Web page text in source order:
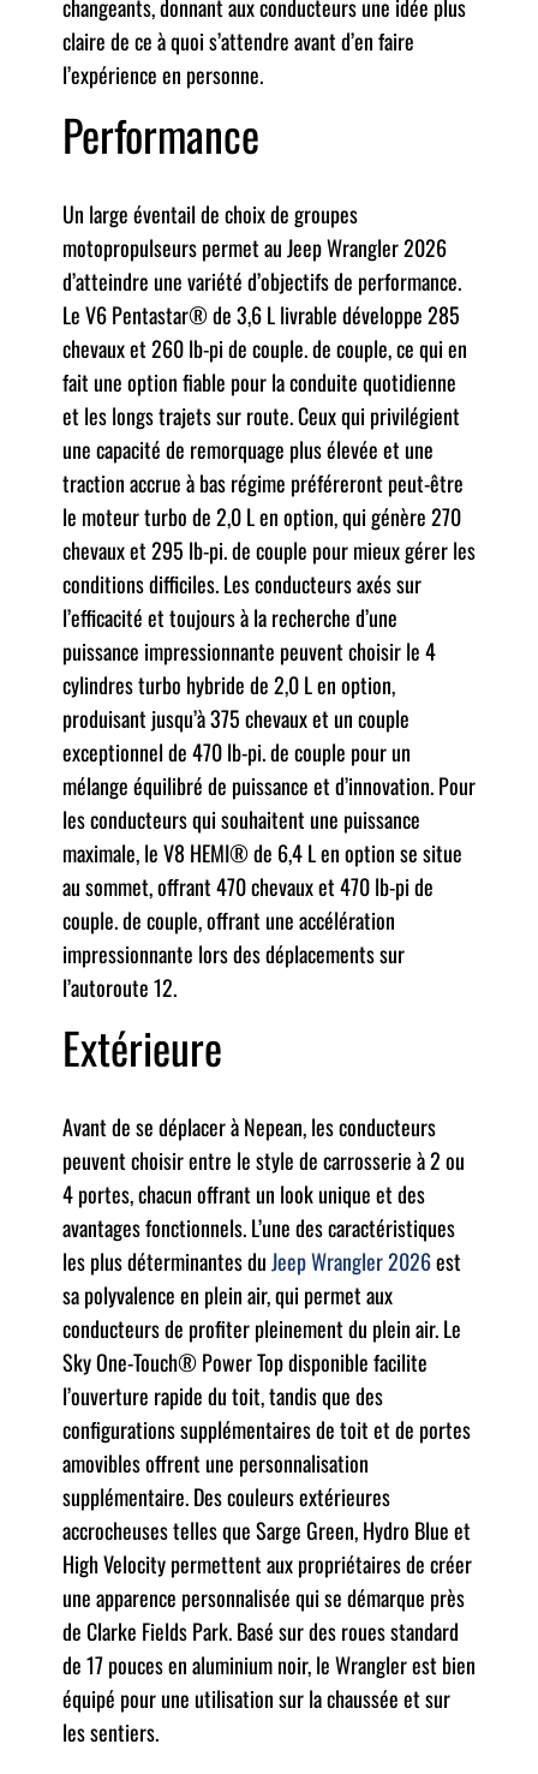
changeants, donnant aux conducteurs une idée plus
claire de ce à quoi s’attendre avant d’en faire
l’expérience en personne.
Performance
Un large éventail de choix de groupes
motopropulseurs permet au Jeep Wrangler 2026
d’atteindre une variété d’objectifs de performance.
Le V6 Pentastar® de 3,6 L livrable développe 285
chevaux et 260 lb-pi de couple. de couple, ce qui en
fait une option fiable pour la conduite quotidienne
et les longs trajets sur route. Ceux qui privilégient
une capacité de remorquage plus élevée et une
traction accrue à bas régime préféreront peut-être
le moteur turbo de 2,0 L en option, qui génère 270
chevaux et 295 lb-pi. de couple pour mieux gérer les
conditions difficiles. Les conducteurs axés sur
l’efficacité et toujours à la recherche d’une
puissance impressionnante peuvent choisir le 4
cylindres turbo hybride de 2,0 L en option,
produisant jusqu’à 375 chevaux et un couple
exceptionnel de 470 lb-pi. de couple pour un
mélange équilibré de puissance et d’innovation. Pour
les conducteurs qui souhaitent une puissance
maximale, le V8 HEMI® de 6,4 L en option se situe
au sommet, offrant 470 chevaux et 470 lb-pi de
couple. de couple, offrant une accélération
impressionnante lors des déplacements sur
l’autoroute 12.
Extérieure
Avant de se déplacer à Nepean, les conducteurs
peuvent choisir entre le style de carrosserie à 2 ou
4 portes, chacun offrant un look unique et des
avantages fonctionnels. L’une des caractéristiques
les plus déterminantes duJeep Wrangler 2026est
sa polyvalence en plein air, qui permet aux
conducteurs de profiter pleinement du plein air. Le
Sky One-Touch® Power Top disponible facilite
l’ouverture rapide du toit, tandis que des
configurations supplémentaires de toit et de portes
amovibles offrent une personnalisation
supplémentaire. Des couleurs extérieures
accrocheuses telles que Sarge Green, Hydro Blue et
High Velocity permettent aux propriétaires de créer
une apparence personnalisée qui se démarque près
de Clarke Fields Park. Basé sur des roues standard
de 17 pouces en aluminium noir, le Wrangler est bien
équipé pour une utilisation sur la chaussée et sur
les sentiers.